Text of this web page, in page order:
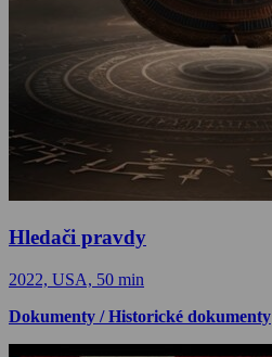
Hledači pravdy
2022, USA, 50 min
Dokumenty / Historické dokumenty